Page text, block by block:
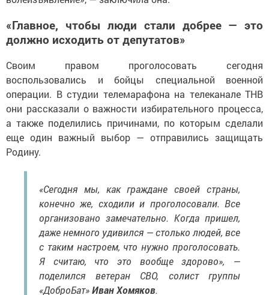
«Главное, чтобы люди стали добрее — это
должно исходить от депутатов»
Своим правом проголосовать сегодня
воспользовались и бойцы специальной военной
операции. В студии телемарафона на телеканале ТНВ
они рассказали о важности избирательного процесса,
а также поделились причинами, по которым сделали
еще один важный выбор — отправились защищать
Родину.
«Сегодня мы, как граждане своей страны,
конечно же, сходили и проголосовали. Все
организовано замечательно. Когда пришел,
даже немного удивился — столько людей, все
с таким настроем, что нужно проголосовать.
Я считаю, что это вообще здорово», —
поделился ветеран СВО, солист группы
«ДоброБат»Иван Хомяков.